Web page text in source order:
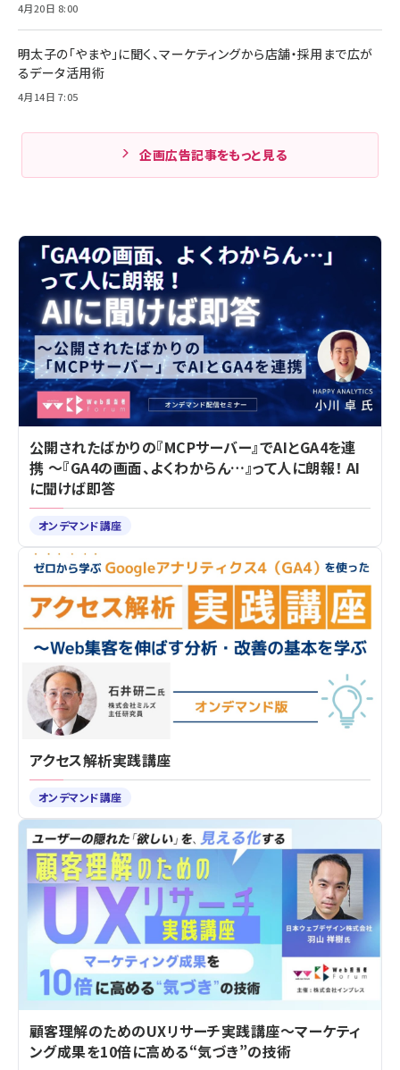
4月20日 8:00
明太子の「やまや」に聞く、マーケティングから店舗・採用まで広が
るデータ活用術
4月14日 7:05
企画広告記事をもっと見る
公開されたばかりの『MCPサーバー』でAIとGA4を連
携 ～『GA4の画面、よくわからん…』って人に朗報！ AI
に聞けば即答
オンデマンド講座
アクセス解析実践講座
オンデマンド講座
顧客理解のためのUXリサーチ実践講座～マーケティ
ング成果を10倍に高める“気づき”の技術